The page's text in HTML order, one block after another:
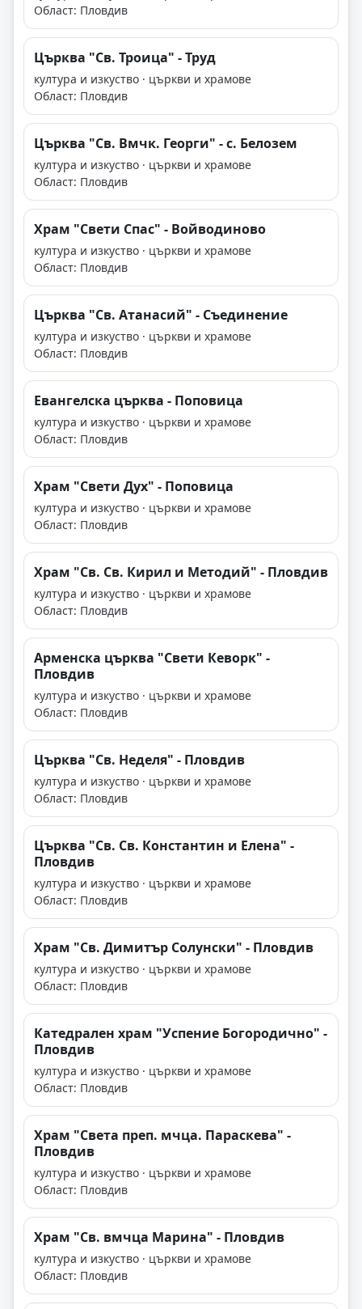
Област: Пловдив
Църква "Св. Троица" - Труд
култура и изкуство · църкви и храмове
Област: Пловдив
Църква "Св. Вмчк. Георги" - с. Белозем
култура и изкуство · църкви и храмове
Област: Пловдив
Храм "Свети Спас" - Войводиново
култура и изкуство · църкви и храмове
Област: Пловдив
Църква "Св. Атанасий" - Съединение
култура и изкуство · църкви и храмове
Област: Пловдив
Евангелска църква - Поповица
култура и изкуство · църкви и храмове
Област: Пловдив
Храм "Свети Дух" - Поповица
култура и изкуство · църкви и храмове
Област: Пловдив
Храм "Св. Св. Кирил и Методий" - Пловдив
култура и изкуство · църкви и храмове
Област: Пловдив
Арменска църква "Свети Кеворк" -
Пловдив
култура и изкуство · църкви и храмове
Област: Пловдив
Църква "Св. Неделя" - Пловдив
култура и изкуство · църкви и храмове
Област: Пловдив
Църква "Св. Св. Константин и Елена" -
Пловдив
култура и изкуство · църкви и храмове
Област: Пловдив
Храм "Св. Димитър Солунски" - Пловдив
култура и изкуство · църкви и храмове
Област: Пловдив
Катедрален храм "Успение Богородично" -
Пловдив
култура и изкуство · църкви и храмове
Област: Пловдив
Храм "Света преп. мчца. Параскева" -
Пловдив
култура и изкуство · църкви и храмове
Област: Пловдив
Храм "Св. вмчца Марина" - Пловдив
култура и изкуство · църкви и храмове
Област: Пловдив